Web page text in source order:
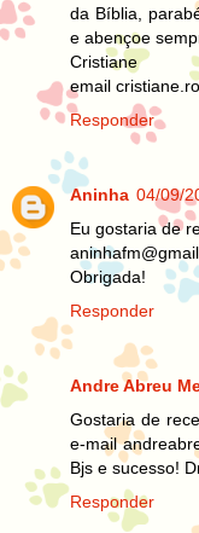
da Bíblia,
e abençoe
Cristiane
email
Responder
Aninha 04/09/
Eu gostaria de
Obrigada!
Responder
Andre Abreu
Gostaria de
e-mail
Bjs e sucesso!
Responder